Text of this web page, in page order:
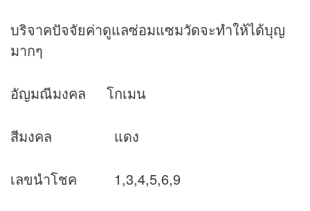
บริจาคปัจจัยค่าดูแลซ่อมแซมวัดจะทำให้ได้บุญ
มากๆ
อัญมณีมงคล โกเมน
สีมงคล แดง
เลขนำโชค 1,3,4,5,6,9